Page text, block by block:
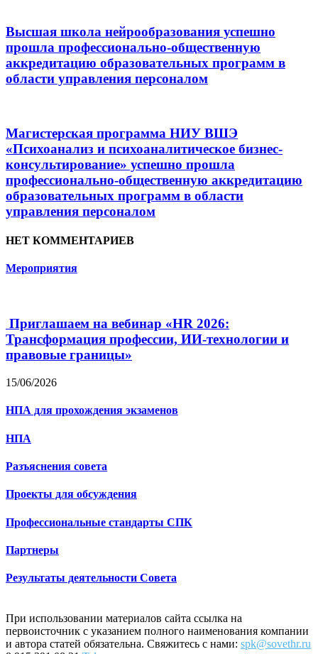
Высшая школа нейрообразования успешно
прошла профессионально-общественную
аккредитацию образовательных программ в
области управления персоналом
Магистерская программа НИУ ВШЭ
«Психоанализ и психоаналитическое бизнес-
консультирование» успешно прошла
профессионально-общественную аккредитацию
образовательных программ в области
управления персоналом
НЕТ КОММЕНТАРИЕВ
Мероприятия
Приглашаем на вебинар «HR 2026:
Трансформация профессии, ИИ-технологии и
правовые границы»
15/06/2026
НПА для прохождения экзаменов
НПА
Разъяснения совета
Проекты для обсуждения
Профессиональные стандарты СПК
Партнеры
Результаты деятельности Совета
При использовании материалов сайта ссылка на
первоисточник с указанием полного наименования компании
и автора статей обязательна. Свяжитесь с нами: spk@sovethr.ru